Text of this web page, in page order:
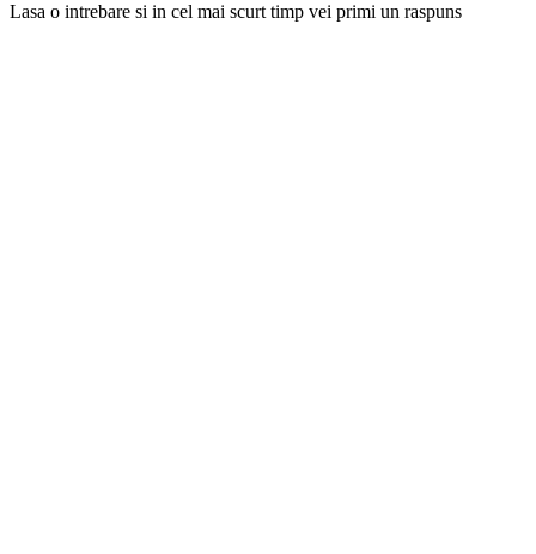
Lasa o intrebare si in cel mai scurt timp vei primi un raspuns